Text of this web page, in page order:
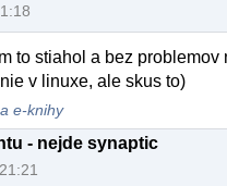
to stiahol a bez
v linuxe, ale skus to)
e-knihy
- nejde synaptic